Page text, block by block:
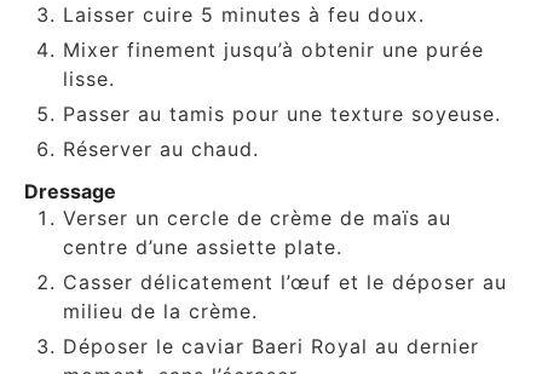
Laisser cuire 5 minutes à feu doux.
Mixer finement jusqu’à obtenir une purée
lisse.
Passer au tamis pour une texture soyeuse.
Réserver au chaud.
Dressage
Verser un cercle de crème de maïs au
centre d’une assiette plate.
Casser délicatement l’œuf et le déposer au
milieu de la crème.
Déposer le caviar Baeri Royal au dernier